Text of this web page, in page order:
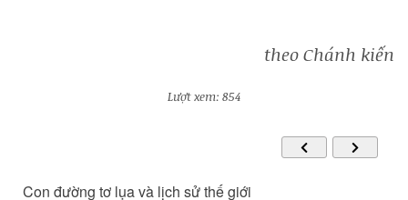
theo Chánh kiến
Lượt xem: 854
Con đường tơ lụa và lịch sử thế giới